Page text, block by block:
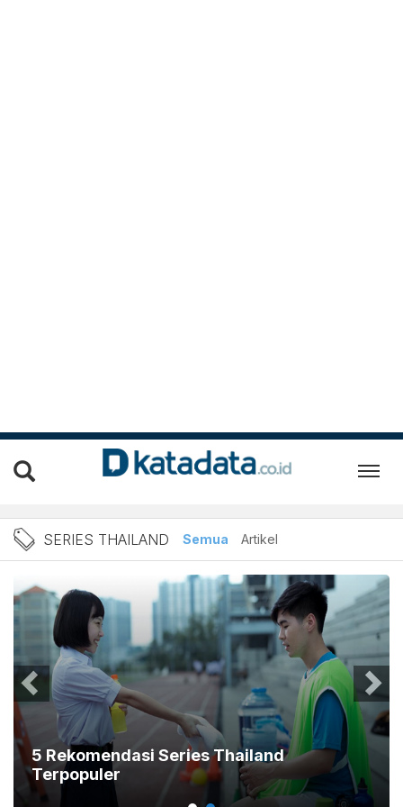
Berita Series Thailand
SERIES THAILAND Semua Artikel
5 Rekomendasi Series Thailand
Terpopuler